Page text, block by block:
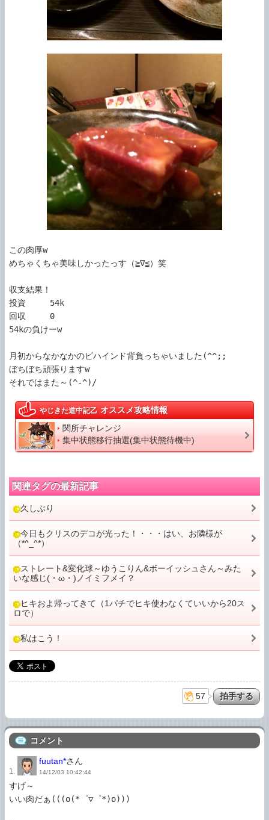
この肉厚w
めちゃくちゃ美味しかったっす（≧∇≦）笑
収支結果！
投資     54k
回収     0
54kの負けーw
月初からなかなかのビハインド背負っちゃいました(^^;;
ぼちぼち頑張りますw
それではまた～(^-^)/
やじきた道中記乙 オススメ攻略情報
関所チャレンジ
集中状態移行抽選(集中状態待機中)
関連タグの最新記事
久しぶり
今日もクリスのデコが光った！・・・はい、お隣様が
（*^_^*）
ストレート&変化球～ゆうこりん&ボーイッシュさん～みた
いな感じ(・ω・)ノイミフメイ？
ヒキおよ帰ってきて（1パチでヒキ使わなくていいから20ス
ロで）
私はこう！
57
コメント
1.
fuutan*さん
14/12/03 10:42:44
すげ～
いい肉だぁ(((o(*゜▽゜*)o)))